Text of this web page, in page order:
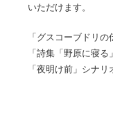
いただけます。
「グスコーブドリ
「詩集「野原に寝
「夜明け前」シナリ